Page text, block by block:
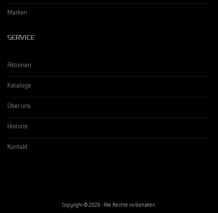
Marken
SERVICE
Aktionen
Kataloge
Über uns
Historie
Kontakt
Copyright © 2026 - Alle Rechte vorbehalten.